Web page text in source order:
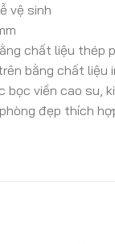
vệ sinh
chất liệu
bằng chất
viền cao su,
đẹp thích